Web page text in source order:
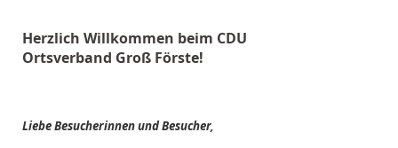
Herzlich Willkommen beim CDU
Ortsverband Groß Förste!
Liebe Besucherinnen und Besucher,